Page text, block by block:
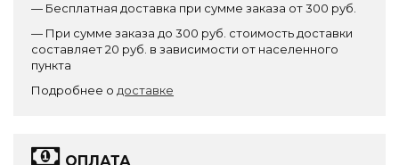
— Бесплатная доставка при сумме заказа от 300 руб.
— При сумме заказа до 300 руб. стоимость доставки
составляет 20 руб. в зависимости от населенного
пункта
Подробнее о доставке
ОПЛАТА